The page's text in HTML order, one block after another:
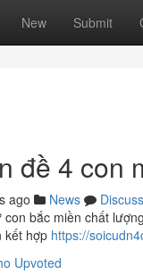
New Submit
đề 4 con
ago News
Discuss
bắc miền chất
kết hợp https://
Upvoted